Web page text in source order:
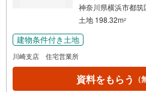
マ
イ
ペ
ー
神奈川県横浜市都筑
土地 198.32m2
建物条件付き土地
川崎支店 住宅営業所
資料をもらう （